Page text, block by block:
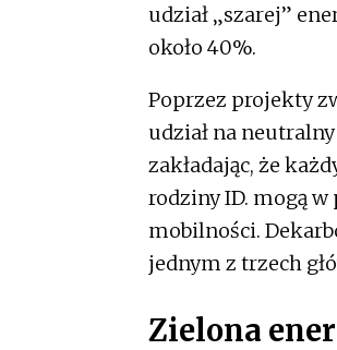
udział „szarej”
około 40%.
Poprzez projekty
udział na
zakładając, że
rodziny ID. mogą
mobilności.
jednym z trzech
Zielona